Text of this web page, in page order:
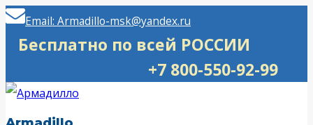
Перейти
Email: Armadillo-msk@yandex.ru
Бесплатно по всей РОССИИ
+7 800-550-92-99